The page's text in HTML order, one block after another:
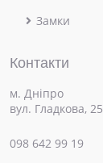
Замки
Контакти
м. Дніпро
вул. Гладкова, 25
098 642 99 19